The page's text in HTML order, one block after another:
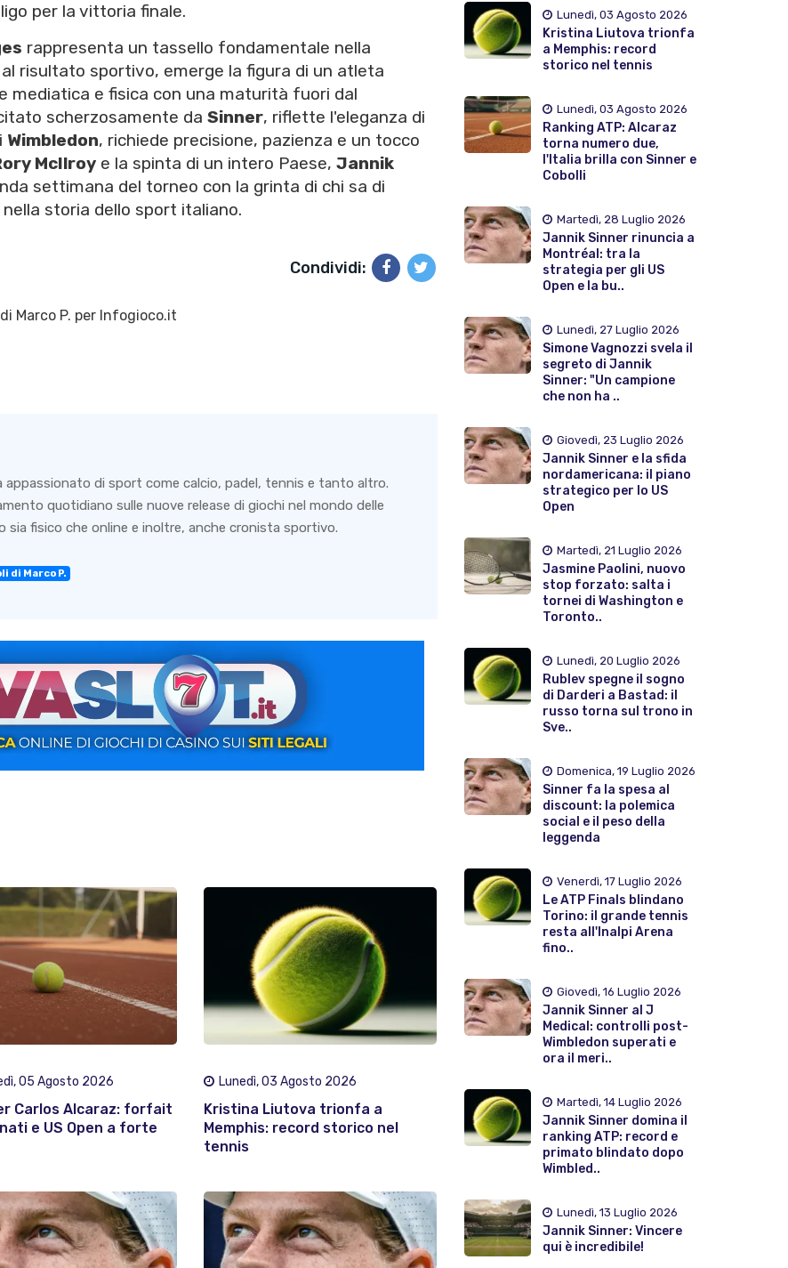
per la vittoria finale.
rappresenta un tassello fondamentale nella
al risultato sportivo, emerge la figura di un atleta
mediatica e fisica con una maturità fuori dal
scherzosamente da Sinner, riflette l'eleganza di
Wimbledon, richiede precisione, pazienza e un tocco
McIlroy e la spinta di un intero Paese, Jannik
settimana del torneo con la grinta di chi sa di
storia dello sport italiano.
Condividi:
Marco P. per Infogioco.it
di sport come calcio, padel, tennis e tanto altro.
quotidiano sulle nuove release di giochi nel mondo delle
sia fisico che online e inoltre, anche cronista sportivo.
Marco P.
05 Agosto 2026
Carlos Alcaraz: forfait
e US Open a forte
Lunedì, 03 Agosto 2026
Kristina Liutova trionfa a
Memphis: record storico nel
tennis
Lunedì, 03 Agosto 2026
Kristina Liutova trionfa
a Memphis: record
storico nel tennis
Lunedì, 03 Agosto 2026
Ranking ATP: Alcaraz
torna numero due,
l'Italia brilla con Sinner e
Cobolli
Martedì, 28 Luglio 2026
Jannik Sinner rinuncia a
Montréal: tra la
strategia per gli US
Open e la bu..
Lunedì, 27 Luglio 2026
Simone Vagnozzi svela il
segreto di Jannik
Sinner: "Un campione
che non ha ..
Giovedì, 23 Luglio 2026
Jannik Sinner e la sfida
nordamericana: il piano
strategico per lo US
Open
Martedì, 21 Luglio 2026
Jasmine Paolini, nuovo
stop forzato: salta i
tornei di Washington e
Toronto..
Lunedì, 20 Luglio 2026
Rublev spegne il sogno
di Darderi a Bastad: il
russo torna sul trono in
Sve..
Domenica, 19 Luglio 2026
Sinner fa la spesa al
discount: la polemica
social e il peso della
leggenda
Venerdì, 17 Luglio 2026
Le ATP Finals blindano
Torino: il grande tennis
resta all'Inalpi Arena
fino..
Giovedì, 16 Luglio 2026
Jannik Sinner al J
Medical: controlli post-
Wimbledon superati e
ora il meri..
Martedì, 14 Luglio 2026
Jannik Sinner domina il
ranking ATP: record e
primato blindato dopo
Wimbled..
Lunedì, 13 Luglio 2026
Jannik Sinner: Vincere
qui è incredibile!